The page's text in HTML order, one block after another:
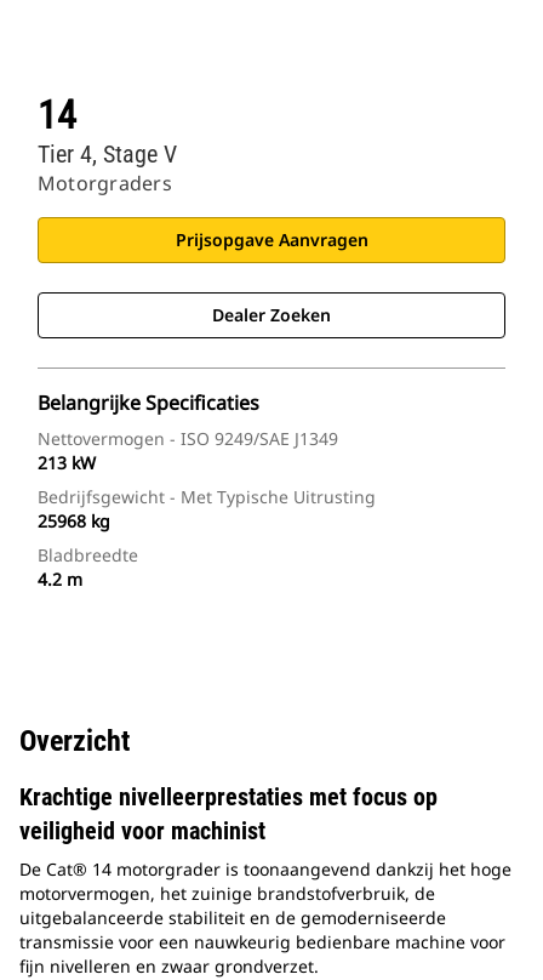
14
Motorgraders
Tier 4, Stage V
Prijsopgave Aanvragen
Dealer Zoeken
Belangrijke Specificaties
Nettovermogen - ISO 9249/SAE J1349
213 kW
Bedrijfsgewicht - Met Typische Uitrusting
25968 kg
Bladbreedte
4.2 m
Overzicht
Krachtige nivelleerprestaties met focus op
veiligheid voor machinist
De Cat® 14 motorgrader is toonaangevend dankzij het hoge
motorvermogen, het zuinige brandstofverbruik, de
uitgebalanceerde stabiliteit en de gemoderniseerde
transmissie voor een nauwkeurig bedienbare machine voor
fijn nivelleren en zwaar grondverzet.